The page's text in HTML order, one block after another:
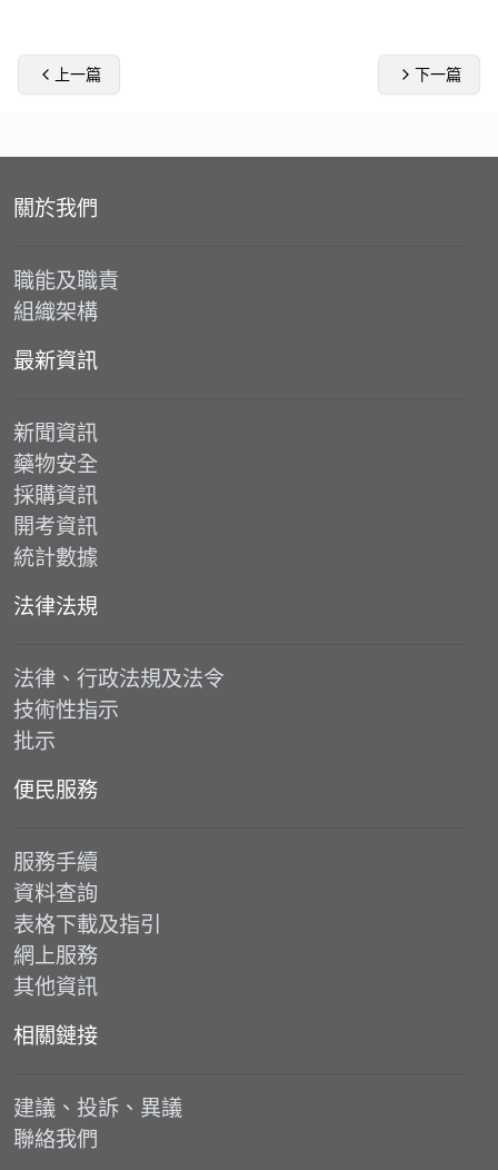
上一篇 下一篇
關於我們
職能及職責
組織架構
最新資訊
新聞資訊
藥物安全
採購資訊
開考資訊
統計數據
法律法規
法律、行政法規及法令
技術性指示
批示
便民服務
服務手續
資料查詢
表格下載及指引
網上服務
其他資訊
相關鏈接
建議、投訴、異議
聯絡我們